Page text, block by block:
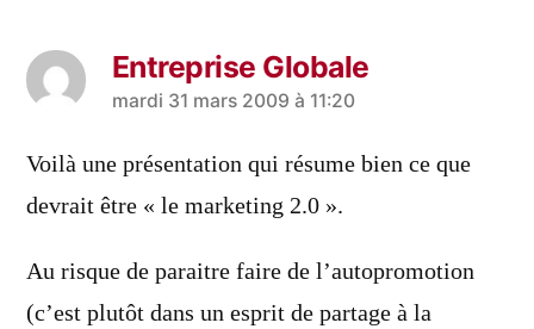
Entreprise Globale
a
dit :
mardi 31 mars 2009 à 11:20
Voilà une présentation qui résume bien ce que
devrait être « le marketing 2.0 ».
Au risque de paraitre faire de l’autopromotion
(c’est plutôt dans un esprit de partage à la